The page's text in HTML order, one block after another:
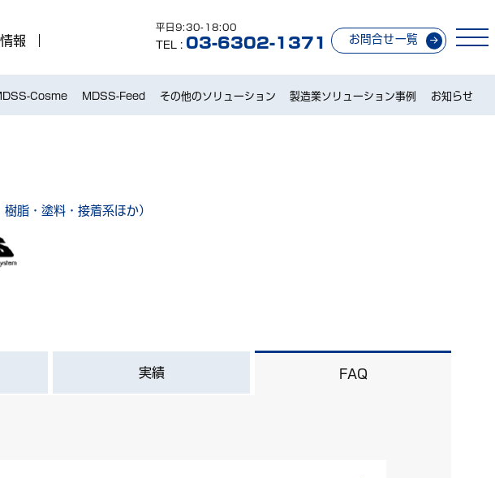
報
平日9:30-18:00
TEL : 03-6302-1371 お問合せ一覧
Cosme MDSS-Feed その他のソリューション 製造業ソリューション事例 お知らせ
樹脂・塗料・接着系ほか）
実績 FAQ